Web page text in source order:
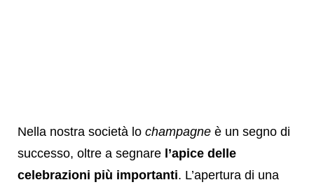
Nella nostra società lo champagne è un segno di
successo, oltre a segnare l’apice delle
celebrazioni più importanti. L’apertura di una